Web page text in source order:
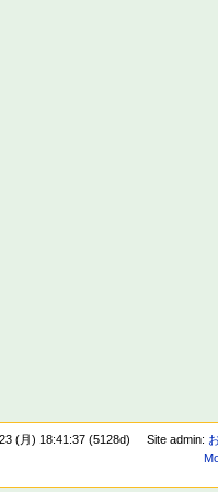
(月) 18:41:37 (5128d) Site admin: